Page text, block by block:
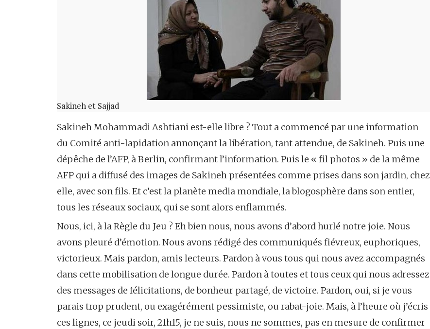
Sakineh et Sajjad
Sakineh Mohammadi Ashtiani est-elle libre ? Tout a commencé par une information
du Comité anti-lapidation annonçant la libération, tant attendue, de Sakineh. Puis une
dépêche de l’AFP, à Berlin, confirmant l’information. Puis le « fil photos » de la même
AFP qui a diffusé des images de Sakineh présentées comme prises dans son jardin, chez
elle, avec son fils. Et c’est la planète media mondiale, la blogosphère dans son entier,
tous les réseaux sociaux, qui se sont alors enflammés.
Nous, ici, à la Règle du Jeu ? Eh bien nous, nous avons d’abord hurlé notre joie. Nous
avons pleuré d’émotion. Nous avons rédigé des communiqués fiévreux, euphoriques,
victorieux. Mais pardon, amis lecteurs. Pardon à vous tous qui nous avez accompagnés
dans cette mobilisation de longue durée. Pardon à toutes et tous ceux qui nous adressez
des messages de félicitations, de bonheur partagé, de victoire. Pardon, oui, si je vous
parais trop prudent, ou exagérément pessimiste, ou rabat-joie. Mais, à l’heure où j’écris
ces lignes, ce jeudi soir, 21h15, je ne suis, nous ne sommes, pas en mesure de confirmer